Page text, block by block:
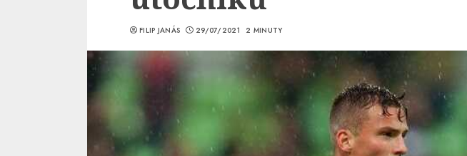
FILIP JANÁS 29/07/2021 2 MINUTY